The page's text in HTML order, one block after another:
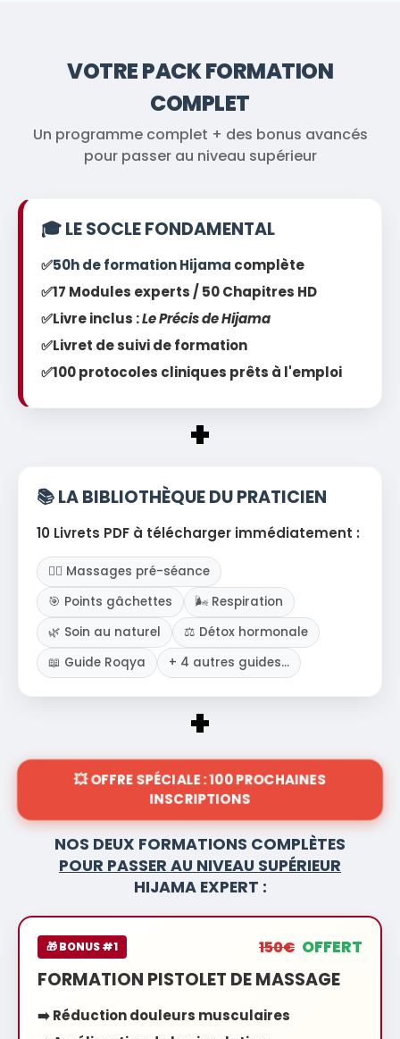
VOTRE PACK FORMATION
COMPLET
Un programme complet + des bonus avancés
pour passer au niveau supérieur
🎓 LE SOCLE FONDAMENTAL
✅50h de formation Hijama complète
✅17 Modules experts / 50 Chapitres HD
✅Livre inclus :Le Précis de Hijama
✅Livret de suivi de formation
✅100 protocoles cliniques prêts à l'emploi
+
📚 LA BIBLIOTHÈQUE DU PRATICIEN
10 Livrets PDF à télécharger immédiatement :
💆‍♂️ Massages pré-séance
🎯 Points gâchettes
🌬️ Respiration
🌿 Soin au naturel
⚖️ Détox hormonale
📖 Guide Roqya
+ 4 autres guides...
+
💥 OFFRE SPÉCIALE : 100 PROCHAINES
INSCRIPTIONS
NOS DEUX FORMATIONS COMPLÈTES
POUR PASSER AU NIVEAU SUPÉRIEUR
HIJAMA EXPERT :
🎁 BONUS #1 150€ OFFERT
FORMATION PISTOLET DE MASSAGE
➡️ Réduction douleurs musculaires